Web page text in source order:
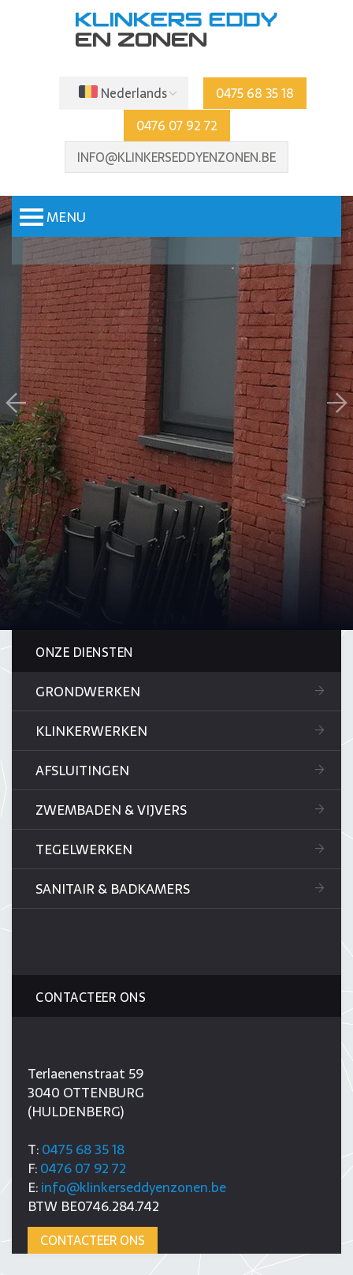
Nederlands
0475 68 35 18
0476 07 92 72
INFO@KLINKERSEDDYENZONEN.BE
MENU
ONZE DIENSTEN
GRONDWERKEN
KLINKERWERKEN
AFSLUITINGEN
ZWEMBADEN & VIJVERS
TEGELWERKEN
SANITAIR & BADKAMERS
CONTACTEER ONS
Terlaenenstraat 59
3040 OTTENBURG
(HULDENBERG)
T:0475 68 35 18
F:0476 07 92 72
E:info@klinkerseddyenzonen.be
BTW BE0746.284.742
CONTACTEER ONS